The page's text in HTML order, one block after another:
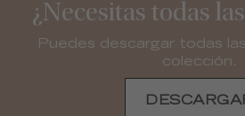
¿Necesitas todas
Puedes descargar todas
colección.